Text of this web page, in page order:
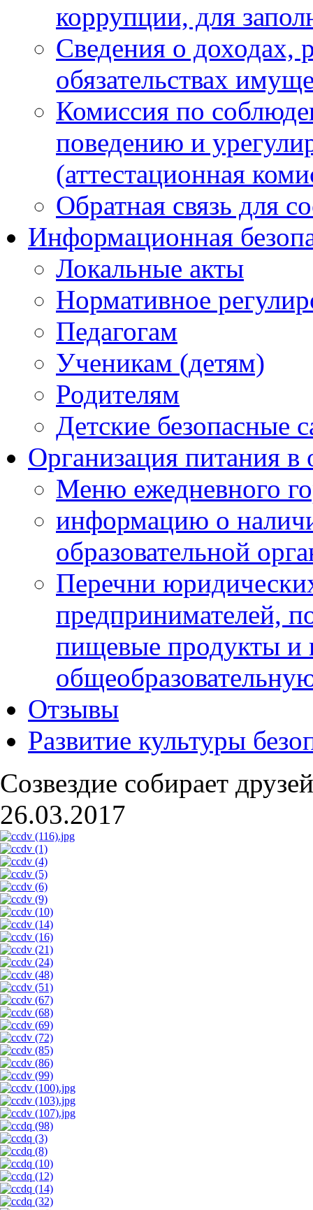
коррупции, для
Сведения о доходах,
обязательствах
Комиссия по
поведению и
(аттестационная
Обратная связь для
Информационная
Локальные акты
Нормативное
Педагогам
Ученикам (детям)
Родителям
Детские безопасные
Организация питания в
Меню ежедневного
информацию о
образовательной
Перечни
предпринимателей,
пищевые продукты и
Отзывы
Развитие культуры
Созвездие собирает
26.03.2017